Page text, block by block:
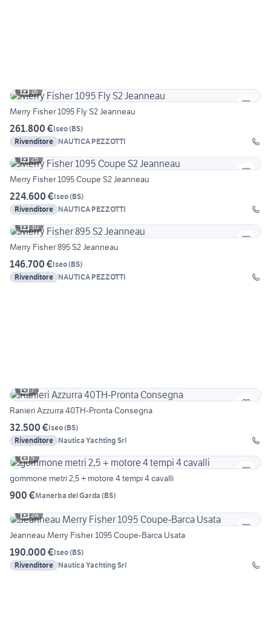
16
Merry Fisher 1095 Fly S2 Jeanneau
261.800 €Iseo(BS)
Rivenditore NAUTICA PEZZOTTI
25
Merry Fisher 1095 Coupe S2 Jeanneau
224.600 €Iseo(BS)
Rivenditore NAUTICA PEZZOTTI
30
Merry Fisher 895 S2 Jeanneau
146.700 €Iseo(BS)
Rivenditore NAUTICA PEZZOTTI
7
Ranieri Azzurra 40TH-Pronta Consegna
32.500 €Iseo(BS)
Rivenditore Nautica Yachting Srl
5
gommone metri 2,5 + motore 4 tempi 4 cavalli
900 €Manerba del Garda (BS)
24
Jeanneau Merry Fisher 1095 Coupe-Barca Usata
190.000 €Iseo(BS)
Rivenditore Nautica Yachting Srl